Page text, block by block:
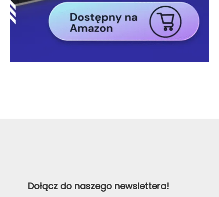
Dołącz do naszego newslettera!